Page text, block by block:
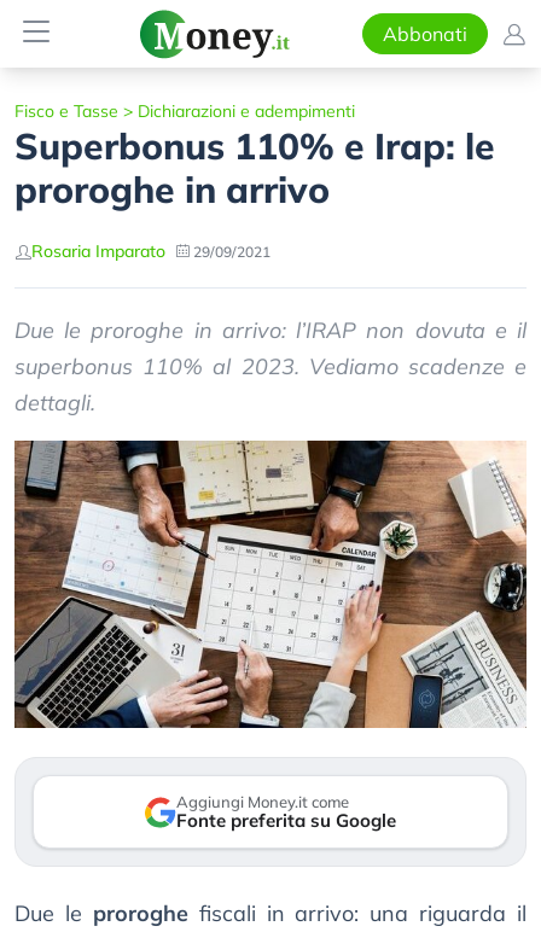
Abbonati
Fisco e Tasse > Dichiarazioni e adempimenti
Superbonus 110% e Irap: le
proroghe in arrivo
Rosaria Imparato 29/09/2021
Due le proroghe in arrivo: l’IRAP non dovuta e il
superbonus 110% al 2023. Vediamo scadenze e
dettagli.
Aggiungi Money.it come
Fonte preferita su Google
Due le proroghefiscali in arrivo: una riguarda il